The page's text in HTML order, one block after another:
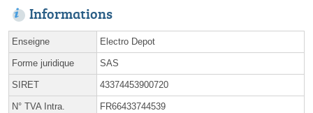
Informations
Enseigne Electro Depot
Forme juridique SAS
SIRET 43374453900720
N° TVA Intra. FR66433744539